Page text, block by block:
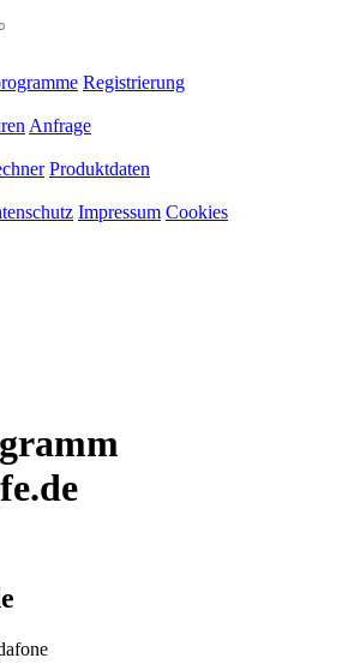
Registrierung
Anfrage
Produktdaten
Impressum Cookies